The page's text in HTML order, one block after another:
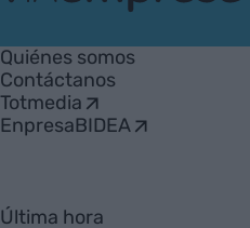
Empresa
Quiénes somos
Contáctanos
Totmedia
EnpresaBIDEA
Última hora